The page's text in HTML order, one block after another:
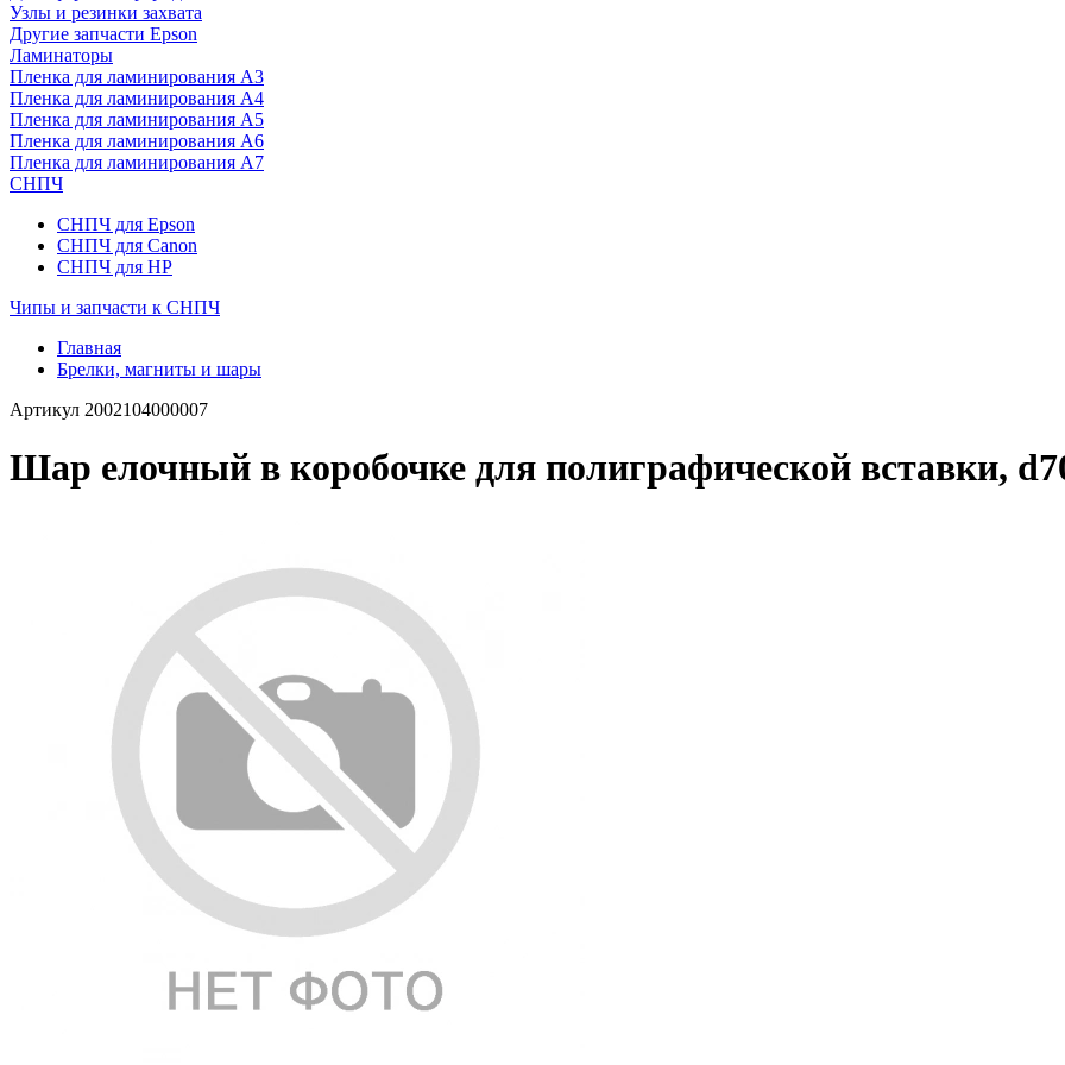
Узлы и резинки захвата
Другие запчасти Epson
Ламинаторы
Пленка для ламинирования А3
Пленка для ламинирования А4
Пленка для ламинирования А5
Пленка для ламинирования А6
Пленка для ламинирования А7
СНПЧ
СНПЧ для Epson
СНПЧ для Canon
СНПЧ для HP
Чипы и запчасти к СНПЧ
Главная
Брелки, магниты и шары
Артикул 2002104000007
Шар елочный в коробочке для полиграфической вставки,